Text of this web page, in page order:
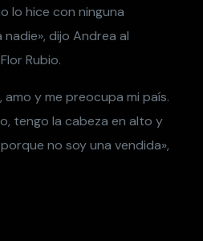
lo hice con ninguna
dijo Andrea al
Rubio.
amo y me preocupa mi país.
tengo la cabeza en alto y
no soy una vendida»,